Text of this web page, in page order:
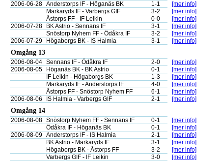
2006-06-28 Anderstorps IF - Höganäs BK 1-1
[mer info]
Markaryds IF - Varbergs GIF
3-2
[mer info]
Åstorps FF - IF Leikin
0-0
[mer info]
2006-07-28
BK Astrio - Sennans IF 3-1
[mer info]
Snöstorp Nyhem FF - Ödåkra IF
3-2
[mer info]
2006-07-29
Högaborgs BK - IS Halmia 3-1 [mer info]
Omgång 13
2006-08-04 Sennans IF - Ödåkra IF 2-0
[mer info]
2006-08-05
Höganäs BK - BK Astrio 0-1
[mer info]
IF Leikin - Högaborgs BK
1-3
[mer info]
Markaryds IF - Anderstorps IF
4-0
[mer info]
Åstorps FF - Snöstorp Nyhem FF
6-1
[mer info]
2006-08-06
IS Halmia - Varbergs GIF 2-1 [mer info]
Omgång 14
2006-08-08 Snöstorp Nyhem FF - Sennans IF 0-1
[mer info]
Ödåkra IF - Höganäs BK
0-1
[mer info]
2006-08-09 Anderstorps IF - IS Halmia 2-1
[mer info]
BK Astrio - Markaryds IF
3-1
[mer info]
Högaborgs BK - Åstorps FF
3-2
[mer info]
Varbergs GIF - IF Leikin
3-0 [mer info]